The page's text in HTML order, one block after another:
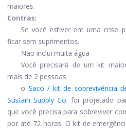
maiores.
Contras:
Se você estiver em uma crise
ficar sem suprimentos.
Não inclui muita água
Você precisará de um kit
mais de 2 pessoas.
o Saco / kit de sobrevivência
Sustain Supply Co. foi projetado
que você precisa para sobreviver
por até 72 horas. O kit de